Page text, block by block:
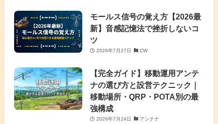
モールス信号の覚え方【2026最
新】音感記憶法で挫折しないコ
ツ
2026年7月27日 CW
【完全ガイド】移動運用アンテ
ナの選び方と設営テクニック｜
移動場所・QRP・POTA別の最
強構成
2026年7月24日 アンテナ